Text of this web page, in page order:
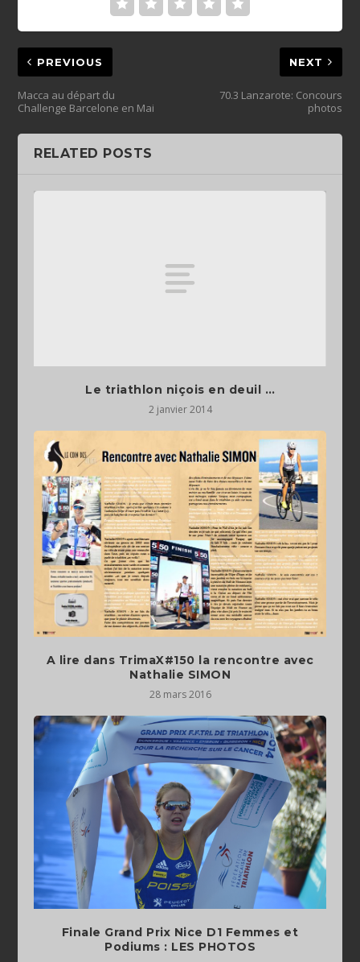
PREVIOUS
Macca au départ du
Challenge Barcelone en Mai
NEXT
70.3 Lanzarote: Concours
photos
RELATED POSTS
Le triathlon niçois en deuil …
2 janvier 2014
A lire dans TrimaX#150 la rencontre avec
Nathalie SIMON
28 mars 2016
Finale Grand Prix Nice D1 Femmes et
Podiums : LES PHOTOS